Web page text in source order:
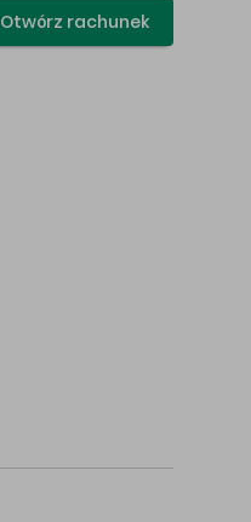
Otwórz rachunek